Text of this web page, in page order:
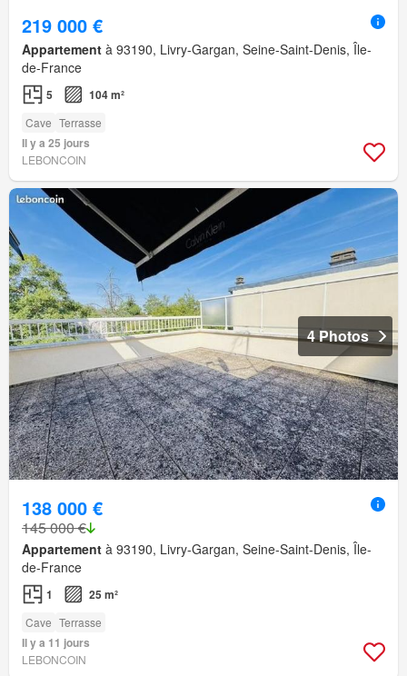
219 000 €
Appartement à 93190, Livry-Gargan, Seine-Saint-Denis, Île-
de-France
5 104 m²
Cave Terrasse
Il y a 25 jours
LEBONCOIN
4 Photos
138 000 €
145 000 €
Appartement à 93190, Livry-Gargan, Seine-Saint-Denis, Île-
de-France
1 25 m²
Cave Terrasse
Il y a 11 jours
LEBONCOIN